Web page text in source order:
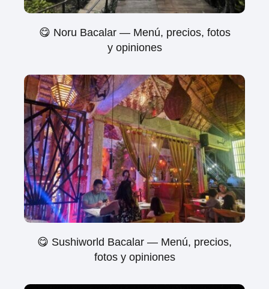
😋 Noru Bacalar — Menú, precios, fotos
y opiniones
😋 Sushiworld Bacalar — Menú, precios,
fotos y opiniones